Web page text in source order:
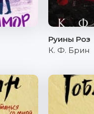
Руины Роз
К. Ф. Брин